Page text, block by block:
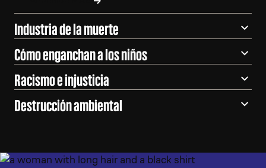
Industria de la muerte
Cómo enganchan a los niños
Racismo e injusticia
Destrucción ambiental